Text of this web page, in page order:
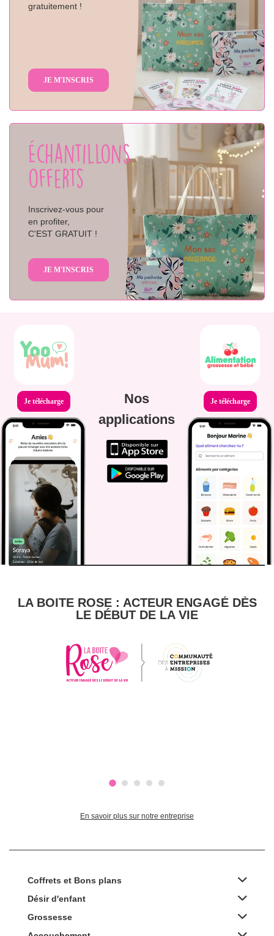
gratuitement !
JE M'INSCRIS
Échantillons
offerts
Inscrivez-vous pour
en profiter,
C'EST GRATUIT !
JE M'INSCRIS
Je télécharge
Nos
applications
Je télécharge
LA BOITE ROSE : ACTEUR ENGAGÉ DÈS
LE DÉBUT DE LA VIE
En savoir plus sur notre entreprise
Coffrets et Bons plans
Désir d'enfant
Grossesse